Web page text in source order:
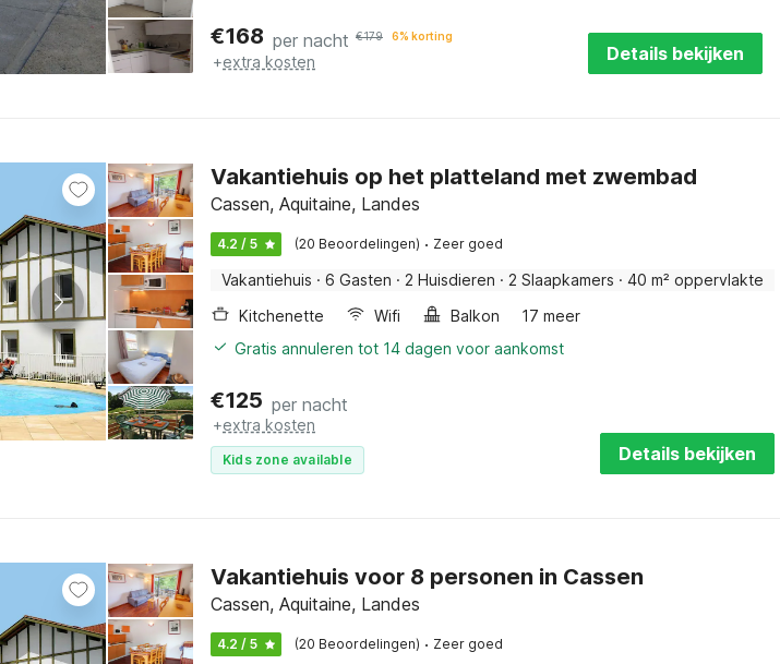
€168 per nacht €179 6% korting
+extra kosten Details bekijken
Vakantiehuis op het platteland met zwembad
Cassen, Aquitaine, Landes
4.2 / 5 (20 Beoordelingen) · Zeer goed
Vakantiehuis · 6 Gasten · 2 Huisdieren · 2 Slaapkamers · 40 m² oppervlakte
Kitchenette
Wifi Balkon
17 meer
Gratis annuleren tot 14 dagen voor aankomst
€125 per nacht
+extra kosten
Kids zone available Details bekijken
Vakantiehuis voor 8 personen in Cassen
Cassen, Aquitaine, Landes
4.2 / 5 (20 Beoordelingen) · Zeer goed